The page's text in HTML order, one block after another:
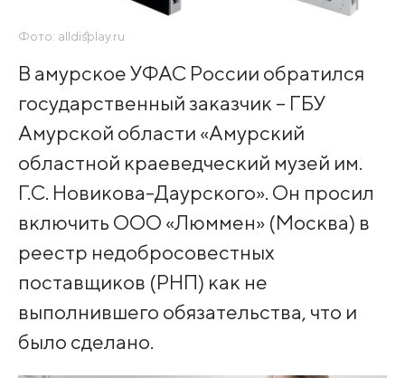
Фото: alldisplay.ru
В амурское УФАС России обратился
государственный заказчик – ГБУ
Амурской области «Амурский
областной краеведческий музей им.
Г.С. Новикова-Даурского». Он просил
включить ООО «Люммен» (Москва) в
реестр недобросовестных
поставщиков (РНП) как не
выполнившего обязательства, что и
было сделано.